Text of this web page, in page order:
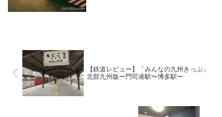
【鉄道レビュー】「みんなの九州きっぷ」
北部九州版ー門司港駅〜博多駅ー